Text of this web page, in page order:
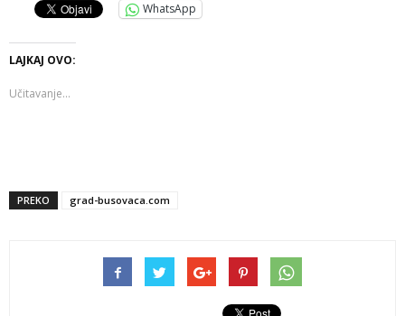
WhatsApp
LAJKAJ OVO:
Učitavanje...
PREKO grad-busovaca.com